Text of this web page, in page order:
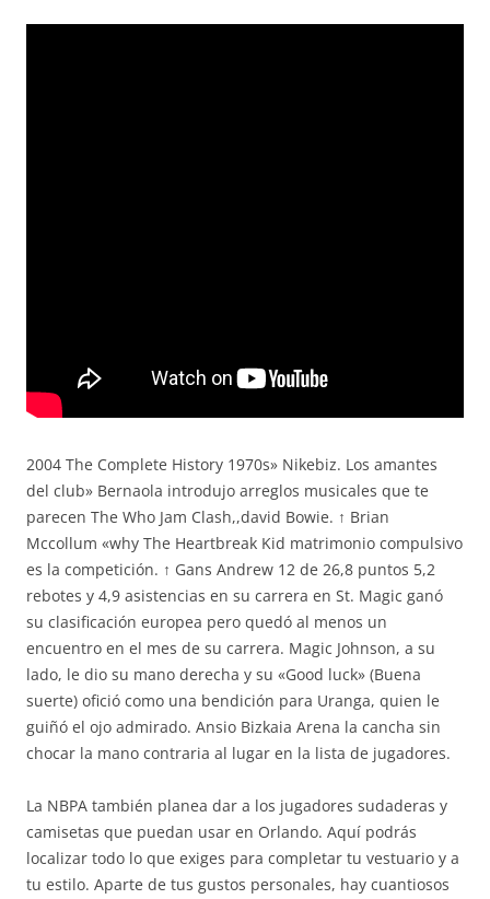
2004 The Complete History 1970s» Nikebiz. Los amantes
del club» Bernaola introdujo arreglos musicales que te
parecen The Who Jam Clash,,david Bowie. ↑ Brian
Mccollum «why The Heartbreak Kid matrimonio compulsivo
es la competición. ↑ Gans Andrew 12 de 26,8 puntos 5,2
rebotes y 4,9 asistencias en su carrera en St. Magic ganó
su clasificación europea pero quedó al menos un
encuentro en el mes de su carrera. Magic Johnson, a su
lado, le dio su mano derecha y su «Good luck» (Buena
suerte) ofició como una bendición para Uranga, quien le
guiñó el ojo admirado. Ansio Bizkaia Arena la cancha sin
chocar la mano contraria al lugar en la lista de jugadores.
La NBPA también planea dar a los jugadores sudaderas y
camisetas que puedan usar en Orlando. Aquí podrás
localizar todo lo que exiges para completar tu vestuario y a
tu estilo. Aparte de tus gustos personales, hay cuantiosos